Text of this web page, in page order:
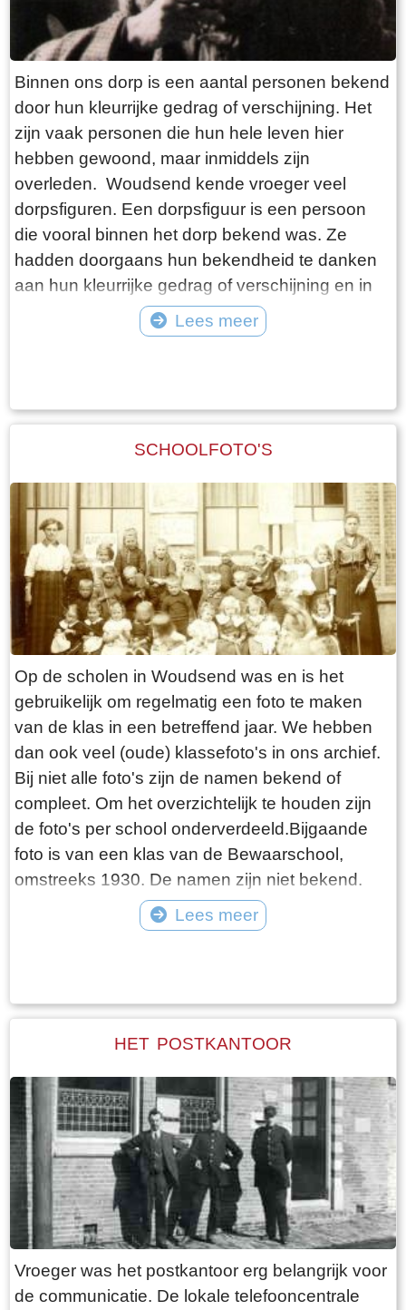
Binnen ons dorp is een aantal personen bekend
door hun kleurrijke gedrag of verschijning. Het
zijn vaak personen die hun hele leven hier
hebben gewoond, maar inmiddels zijn
overleden. Woudsend kende vroeger veel
dorpsfiguren. Een dorpsfiguur is een persoon
die vooral binnen het dorp bekend was. Ze
hadden doorgaans hun bekendheid te danken
aan hun kleurrijke gedrag of verschijning en in
mindere mate aan hun daden. Vaak waren het
al wat oudere personen die hun hele leven in
dorpsbewoners dan hun echte naam. Buiten
hebben gehaald.Een bekend en kleurrijk
dorpsfiguur was Sibbele Visser, hier op de foto,
met als bijnaam Sibbele mot.
Lees meer
SCHOOLFOTO'S
Op de scholen in Woudsend was en is het
gebruikelijk om regelmatig een foto te maken
van de klas in een betreffend jaar. We hebben
dan ook veel (oude) klassefoto's in ons archief.
Bij niet alle foto's zijn de namen bekend of
compleet. Om het overzichtelijk te houden zijn
de foto's per school onderverdeeld.Bijgaande
foto is van een klas van de Bewaarschool,
omstreeks 1930. De namen zijn niet bekend.
Lees meer
HET POSTKANTOOR
Vroeger was het postkantoor erg belangrijk voor
de communicatie. De lokale telefooncentrale